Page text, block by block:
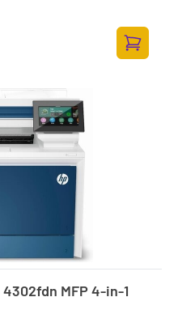
MFP 4-in-1